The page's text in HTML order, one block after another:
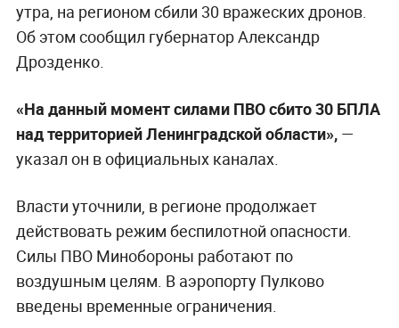
утра, на регионом сбили 30 вражеских дронов.
Об этом сообщил губернатор Александр
Дрозденко.
«На данный момент силами ПВО сбито 30 БПЛА
над территорией Ленинградской области», —
указал он в официальных каналах.
Власти уточнили, в регионе продолжает
действовать режим беспилотной опасности.
Силы ПВО Минобороны работают по
воздушным целям. В аэропорту Пулково
введены временные ограничения.